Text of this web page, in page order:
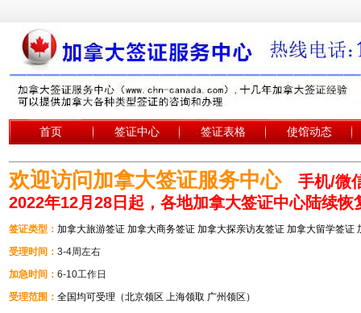
首页 签证中心 签证表格 使馆动态
欢迎访问加拿大签证服务中心
手机/微
2022年12月28日起，各地加拿大签证中心陆续恢
签证类型： 加拿大旅游签证 加拿大商务签证 加拿大探亲访友签证 加拿大留学签证
受理时间： 3-4周左右
加急时间： 6-10工作日
受理范围： 全国均可受理（北京领区 上海领取 广州领区）